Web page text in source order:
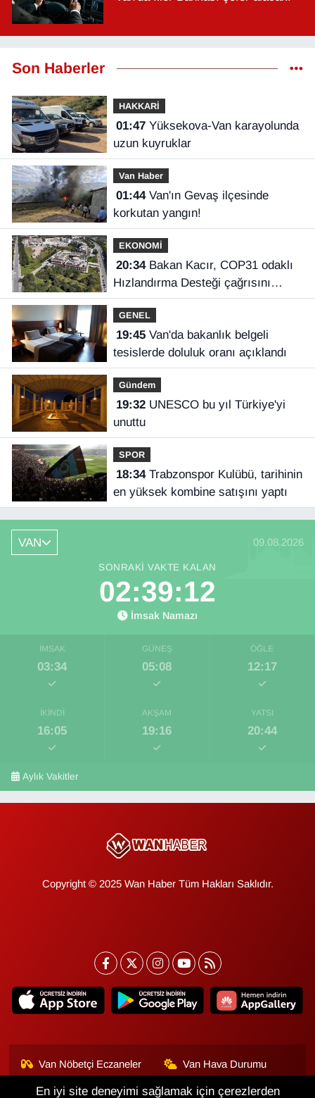
Son Haberler
HAKKARİ
01:47Yüksekova-Van karayolunda
uzun kuyruklar
Van Haber
01:44Van'ın Gevaş ilçesinde
korkutan yangın!
EKONOMİ
20:34Bakan Kacır, COP31 odaklı
Hızlandırma Desteği çağrısını
açıkladı
GENEL
19:45Van'da bakanlık belgeli
tesislerde doluluk oranı açıklandı
Gündem
19:32UNESCO bu yıl Türkiye'yi
unuttu
SPOR
18:34Trabzonspor Kulübü, tarihinin
en yüksek kombine satışını yaptı
VAN 09.08.2026
SONRAKI VAKTE KALAN
02:39:12
İmsak Namazı
İMSAK
03:34
GÜNEŞ
05:08
ÖĞLE
12:17
İKINDI
16:05
AKŞAM
19:16
YATSI
20:44
Aylık Vakitler
Copyright © 2025 Wan Haber Tüm Hakları Saklıdır.
Van Nöbetçi Eczaneler Van Hava Durumu
Van Namaz Vakitleri Van Trafik Yoğunluk
En iyi site deneyimi sağlamak için çerezlerden